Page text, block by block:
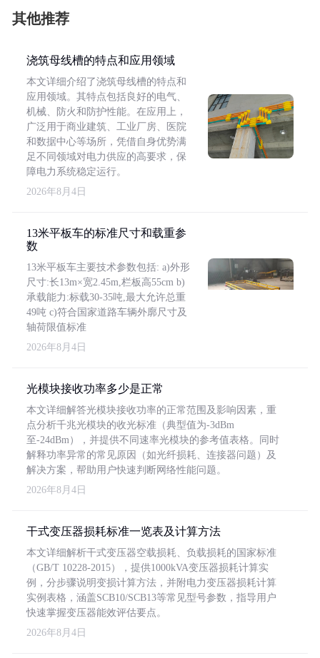
其他推荐
浇筑母线槽的特点和应用领域
本文详细介绍了浇筑母线槽的特点和
应用领域。其特点包括良好的电气、
机械、防火和防护性能。在应用上，
广泛用于商业建筑、工业厂房、医院
和数据中心等场所，凭借自身优势满
足不同领域对电力供应的高要求，保
障电力系统稳定运行。
2026年8月4日
13米平板车的标准尺寸和载重参
数
13米平板车主要技术参数包括: a)外形
尺寸:长13m×宽2.45m,栏板高55cm b)
承载能力:标载30-35吨,最大允许总重
49吨 c)符合国家道路车辆外廓尺寸及
轴荷限值标准
2026年8月4日
光模块接收功率多少是正常
本文详细解答光模块接收功率的正常范围及影响因素，重
点分析千兆光模块的收光标准（典型值为-3dBm
至-24dBm），并提供不同速率光模块的参考值表格。同时
解释功率异常的常见原因（如光纤损耗、连接器问题）及
解决方案，帮助用户快速判断网络性能问题。
2026年8月4日
干式变压器损耗标准一览表及计算方法
本文详细解析干式变压器空载损耗、负载损耗的国家标准
（GB/T 10228-2015），提供1000kVA变压器损耗计算实
例，分步骤说明变损计算方法，并附电力变压器损耗计算
实例表格，涵盖SCB10/SCB13等常见型号参数，指导用户
快速掌握变压器能效评估要点。
2026年8月4日